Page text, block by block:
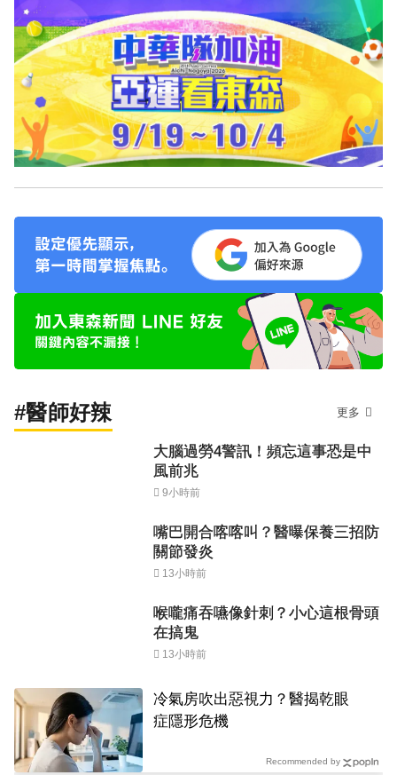
#醫師好辣 更多
大腦過勞4警訊！頻忘這事恐是中
風前兆
9小時前
嘴巴開合喀喀叫？醫曝保養三招防
關節發炎
13小時前
喉嚨痛吞嚥像針刺？小心這根骨頭
在搞鬼
13小時前
冷氣房吹出惡視力？醫揭乾眼
症隱形危機
Recommended by